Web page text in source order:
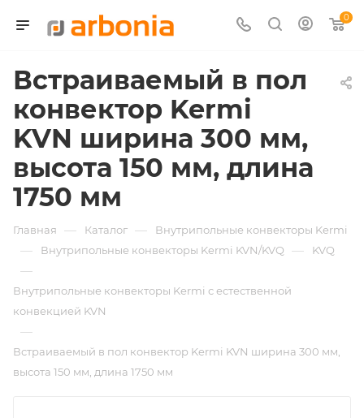
0
Встраиваемый в пол
конвектор Kermi
KVN ширина 300 мм,
высота 150 мм, длина
1750 мм
Главная — Каталог — Внутрипольные конвекторы Kermi
— Внутрипольные конвекторы Kermi KVN/KVQ — KVQ
—
Внутрипольные конвекторы Kermi с естественной
конвекцией KVN
—
Встраиваемый в пол конвектор Kermi KVN ширина 300 мм,
высота 150 мм, длина 1750 мм